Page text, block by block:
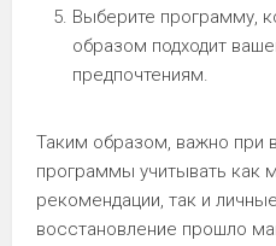
Выберите программу,
образом подходит
предпочтениям.
Таким образом, важно при
программы учитывать как
рекомендации, так и
восстановление прошло